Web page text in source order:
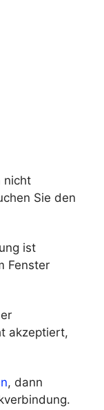
nicht
Sie den
ist
Fenster
akzeptiert,
, dann